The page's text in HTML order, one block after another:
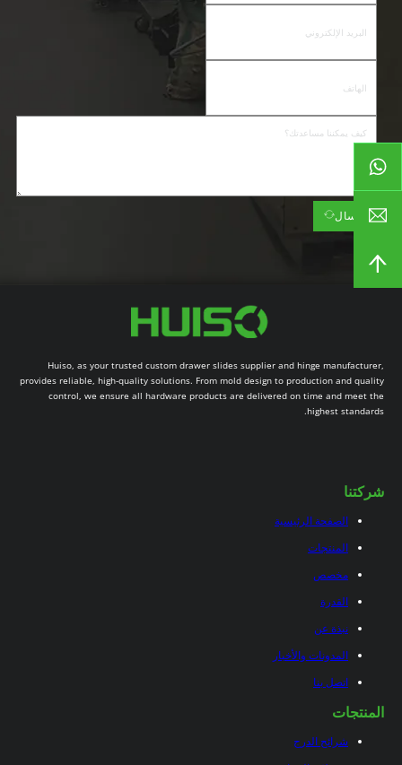
إرسال
شركتنا
الصفحة الرئيسية
المنتجات
مخصص
القدرة
نبذة عن
المدونات والأخبار
اتصل بنا
المنتجات
شرائح الدرج
Huiso, as your trusted custom drawer slides supplier and hinge manufacturer,
provides reliable, high-quality solutions. From mold design to production and quality
control, we ensure all hardware products are delivered on time and meet the
highest standards.